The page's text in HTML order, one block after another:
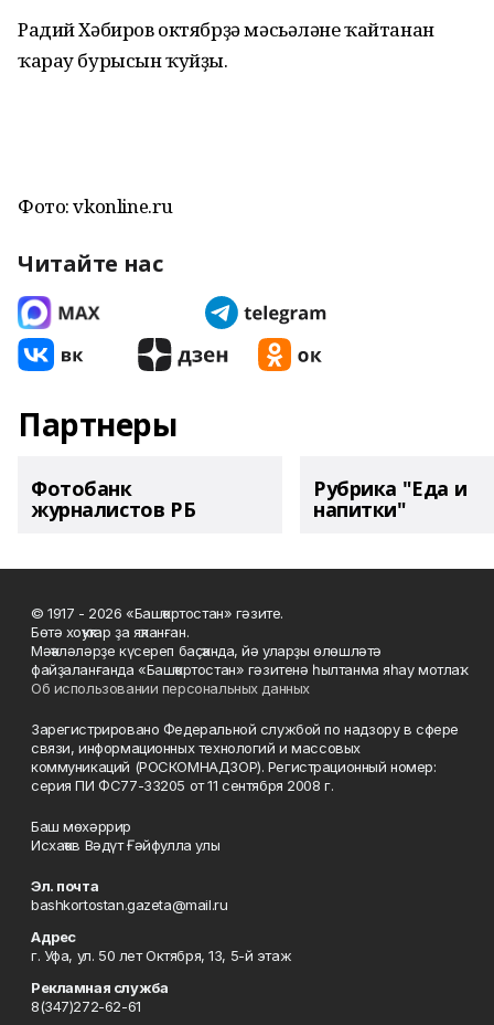
Радий Хәбиров октябрҙә мәсьәләне ҡайтанан
ҡарау бурысын ҡуйҙы.
Фото: vkonline.ru
Читайте нас
Партнеры
Фотобанк
журналистов РБ
Рубрика "Еда и
напитки"
© 1917 - 2026 «Башҡортостан» гәзите.
Бөтә хоҡуҡтар ҙа яҡланған.
Мәҡәләләрҙе күсереп баҫҡанда, йә уларҙы өлөшләтә
файҙаланғанда «Башҡортостан» гәзитенә һылтанма яһау мотлаҡ.
Об использовании персональных данных
Зарегистрировано Федеральной службой по надзору в сфере
связи, информационных технологий и массовых
коммуникаций (РОСКОМНАДЗОР). Регистрационный номер:
серия ПИ ФС77-33205 от 11 сентября 2008 г.
Баш мөхәррир
Исхаҡов Вәдүт Ғәйфулла улы
Эл. почта
bashkortostan.gazeta@mail.ru
Адрес
г. Уфа, ул. 50 лет Октября, 13, 5-й этаж
Рекламная служба
8(347)272-62-61